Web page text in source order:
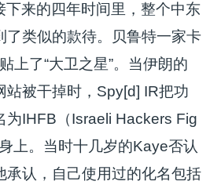
下来的四年时间里，整个中东
了类似的款待。贝鲁特一家卡
上了“大卫之星”。当伊朗的
站被干掉时，Spy[d] IR把功
为IHFB（Israeli Hackers Fig
上。当时十几岁的Kaye否认
承认，自己使用过的化名包括